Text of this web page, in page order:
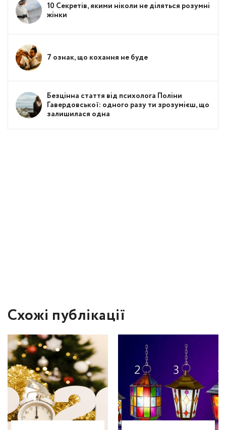
10 Секретів, якими ніколи не діляться розумні
жінки
7 ознак, що кохання не буде
Безцінна стаття від психолога Поліни
Гавердовської: одного разу ти зрозумієш, що
залишилася одна
Схожі публікації